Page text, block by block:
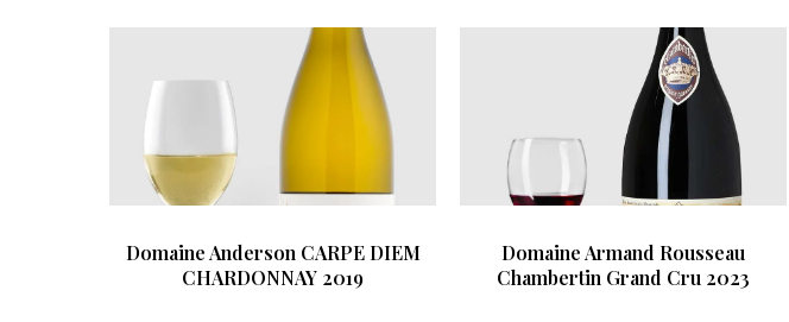
Domaine Anderson CARPE DIEM
CHARDONNAY 2019
Domaine Armand Rousseau
Chambertin Grand Cru 2023